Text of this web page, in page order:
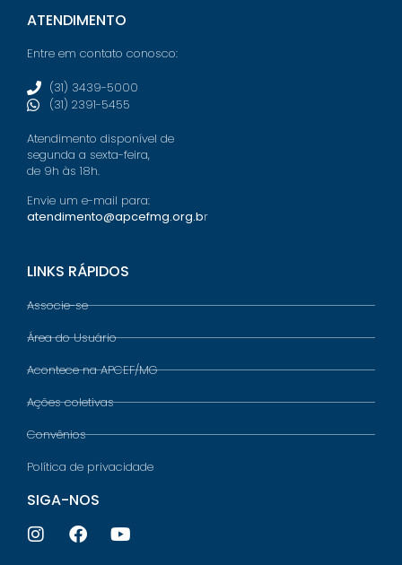
ATENDIMENTO
Entre em contato conosco:
(31) 3439-5000
(31) 2391-5455
Atendimento disponível de
segunda a sexta-feira,
de 9h às 18h.
Envie um e-mail para:
atendimento@apcefmg.org.br
LINKS RÁPIDOS
Associe-se
Área do Usuário
Acontece na APCEF/MG
Ações coletivas
Convênios
Política de privacidade
SIGA-NOS